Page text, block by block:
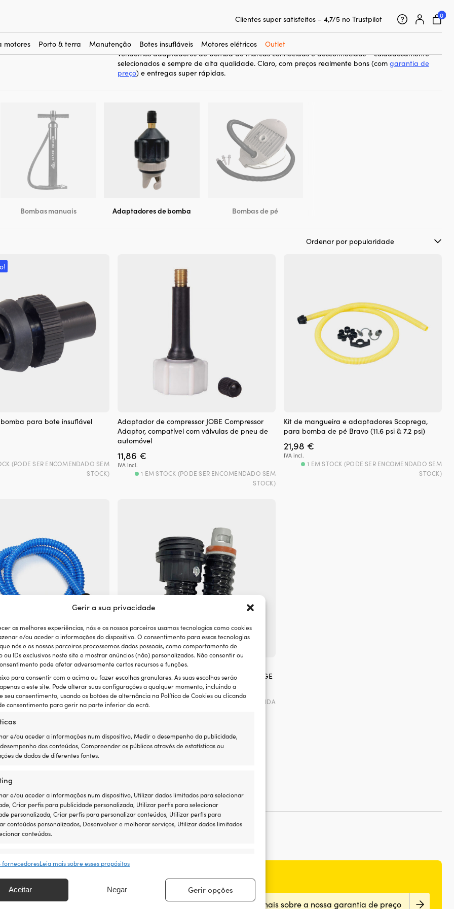
Gerir a sua privacidade
as melhores experiências, nós e os nossos parceiros usamos tecnologias como cookies
e/ou aceder a informações do dispositivo. O consentimento para essas tecnologias
nós e os nossos parceiros processemos dados pessoais, como comportamento de
ou IDs exclusivos neste site e mostrar anúncios (não) personalizados. Não consentir ou
pode afetar adversamente certos recursos e funções.
para consentir com o acima ou fazer escolhas granulares. As suas escolhas serão
a este site. Pode alterar suas configurações a qualquer momento, incluindo a
seu consentimento, usando os botões de alternância na Política de Cookies ou clicando
consentimento para gerir na parte inferior do ecrã.
e/ou aceder a informações num dispositivo, Medir o desempenho da publicidade,
dos conteúdos, Compreender os públicos através de estatísticas ou
de dados de diferentes fontes.
e/ou aceder a informações num dispositivo, Utilizar dados limitados para selecionar
Criar perfis para publicidade personalizada, Utilizar perfis para selecionar
personalizada, Criar perfis para personalizar conteúdos, Utilizar perfis para
conteúdos personalizados, Desenvolver e melhorar serviços, Utilizar dados limitados
conteúdos.
diferentes, Identificar dispositivos com base em informações
automaticamente.
fornecedoresLeia mais sobre esses propósitos
Aceitar Negar Gerir opções
Clientes super satisfeitos – 4,7/5 no Trustpilot
0
motores Porto & terra Manutenção Botes insufláveis Motores elétricos Outlet
(5)
adaptadores de bombapara seus brinquedos aquáticos infláveis – como SUP,
boia rebocável ou bote inflável. Com o adaptador de bomba certo, o enchimento fica mais fácil e
divertido. Sem ele, corre o risco de nem conseguir encher.
Vendemos adaptadores de bomba de marcas conhecidas e desconhecidas – cuidadosamente
selecionados e sempre de alta qualidade. Claro, com preços realmente bons (com garantia de
preço) e entregas super rápidas.
Bombas manuais Adaptadores de bomba Bombas de pé
para bote insuflável
(PODE SER ENCOMENDADO SEM
STOCK)
Adaptador de compressor JOBE Compressor
Adaptor, compatível com válvulas de pneu de
automóvel
11,86 €
IVA incl.
1 EM STOCK (PODE SER ENCOMENDADO SEM
STOCK)
Kit de mangueira e adaptadores Scoprega,
para bomba de pé Bravo (11.6 psi & 7.2 psi)
21,98 €
IVA incl.
1 EM STOCK (PODE SER ENCOMENDADO SEM
STOCK)
bomba de pé Plastimo Halkey
para Halkey Pump Foot
(PODE SER ENCOMENDADO SEM
Mangueira com adaptador para bomba
elétrica Scoprega, 1.5 metros / 25 mm, para GE
900
33,02€ DISPONÍVEL POR ENCOMENDA
mais fácil
de preço é muito simples: igualamos os preços de
Sabe mais sobre a nossa garantia de preço